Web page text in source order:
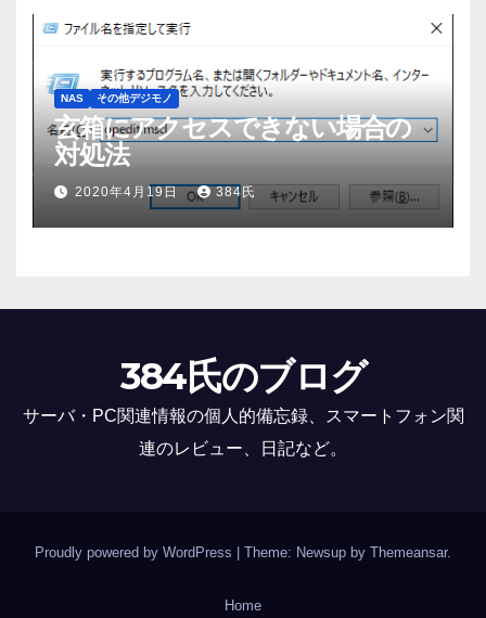
NAS その他デジモノ
玄箱にアクセスできない場合の
対処法
2020年4月19日 384氏
384氏のブログ
サーバ・PC関連情報の個人的備忘録、スマートフォン関
連のレビュー、日記など。
Proudly powered by WordPress Theme: Newsup by Themeansar.
Home